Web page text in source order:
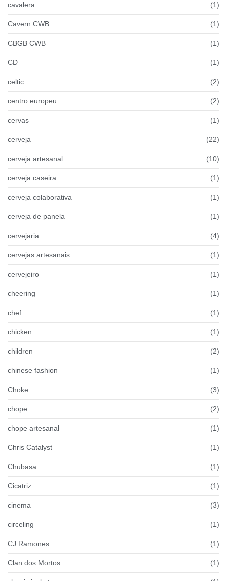
cavalera (1)
Cavern CWB (1)
CBGB CWB (1)
CD (1)
celtic (2)
centro europeu (2)
cervas (1)
cerveja (22)
cerveja artesanal (10)
cerveja caseira (1)
cerveja colaborativa (1)
cerveja de panela (1)
cervejaria (4)
cervejas artesanais (1)
cervejeiro (1)
cheering (1)
chef (1)
chicken (1)
children (2)
chinese fashion (1)
Choke (3)
chope (2)
chope artesanal (1)
Chris Catalyst (1)
Chubasa (1)
Cicatriz (1)
cinema (3)
circeling (1)
CJ Ramones (1)
Clan dos Mortos (1)